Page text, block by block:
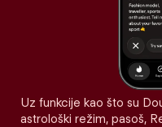
Uz funkcije kao što su
astrološki režim, pasoš,